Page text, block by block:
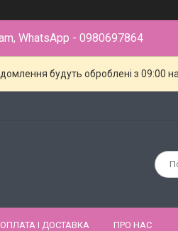
WhatsApp - 0980697864
будуть оброблені з 09:00
ОПЛАТА І ДОСТАВКА ПРО НАС